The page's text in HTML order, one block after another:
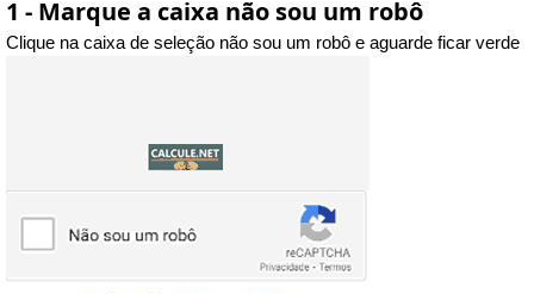
1 - Marque a caixa não sou um robô
Clique na caixa de seleção não sou um robô e aguarde ficar verde